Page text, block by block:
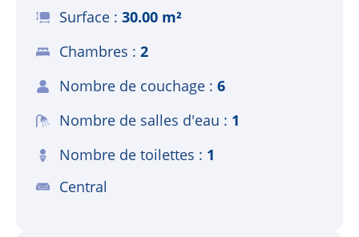
Surface
30.00 m²
Chambres
2
Nombre de couchage
6
Nombre de salles d'eau
1
Nombre de toilettes
1
Central